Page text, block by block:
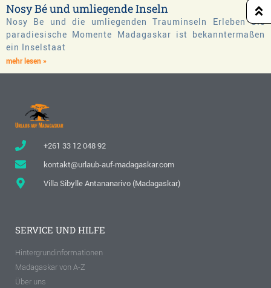
Nosy Bé und umliegende Inseln
Nosy Be und die umliegenden Trauminseln Erleben Sie
paradiesische Momente Madagaskar ist bekanntermaßen
ein Inselstaat
mehr lesen »
+261 33 12 048 92
kontakt@urlaub-auf-madagaskar.com
Villa Sibylle Antananarivo (Madagaskar)
SERVICE UND HILFE
Hintergrundinformationen
Madagaskar von A-Z
Über uns